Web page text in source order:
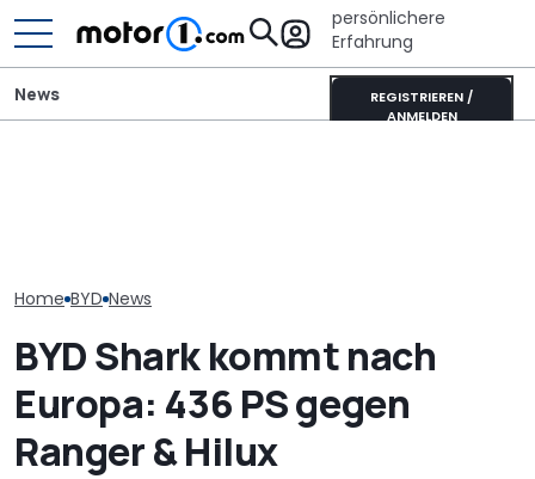
persönlichere
Erfahrung
REGISTRIEREN /
ANMELDEN
News
Home BYD News
BYD Shark kommt nach
Europa: 436 PS gegen
Ranger & Hilux